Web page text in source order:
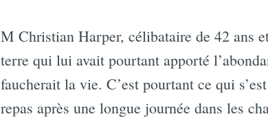
M Christian Harper, célibataire de 42 ans
terre qui lui avait pourtant apporté
faucherait la vie. C’est pourtant ce qui
repas après une longue journée dans les